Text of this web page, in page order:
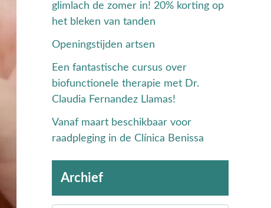
glimlach de zomer in! 20% korting op
het bleken van tanden
Openingstijden artsen
Een fantastische cursus over
biofunctionele therapie met Dr.
Claudia Fernandez Llamas!
Vanaf maart beschikbaar voor
raadpleging in de Clínica Benissa
Archief